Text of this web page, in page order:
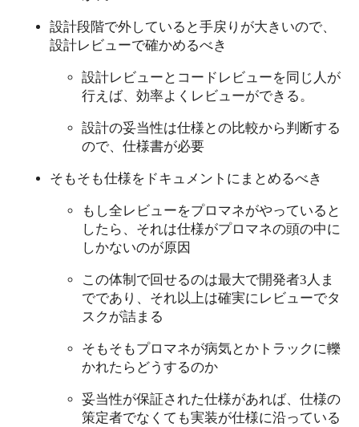
設計段階で外していると手戻りが大きいので、
設計レビューで確かめるべき
設計レビューとコードレビューを同じ人が
行えば、効率よくレビューができる。
設計の妥当性は仕様との比較から判断する
ので、仕様書が必要
そもそも仕様をドキュメントにまとめるべき
もし全レビューをプロマネがやっていると
したら、それは仕様がプロマネの頭の中に
しかないのが原因
この体制で回せるのは最大で開発者3人ま
でであり、それ以上は確実にレビューでタ
スクが詰まる
そもそもプロマネが病気とかトラックに轢
かれたらどうするのか
妥当性が保証された仕様があれば、仕様の
策定者でなくても実装が仕様に沿っている